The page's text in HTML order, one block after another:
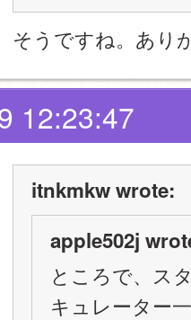
そうですね。あり
12:23:47
itnkmkw wrote:
apple502j
ところで、ス
キュレーター